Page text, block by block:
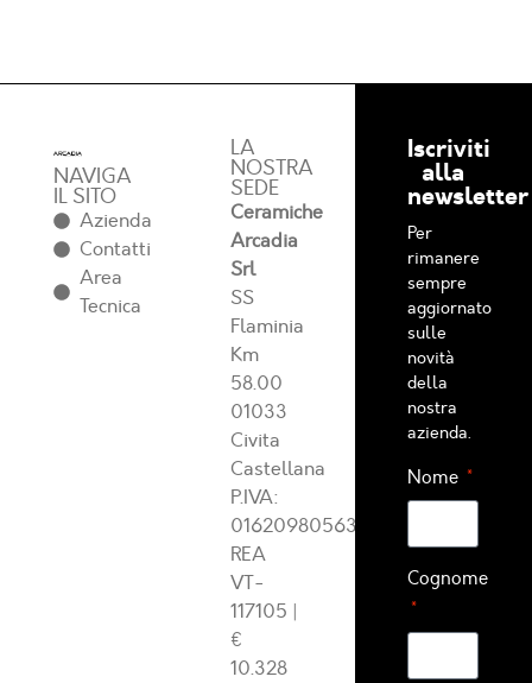
NAVIGA
IL SITO
Azienda
Contatti
Area
Tecnica
LA
NOSTRA
SEDE
Ceramiche
Arcadia
Srl
SS
Flaminia
Km
58.00
01033
Civita
Castellana
P.IVA:
01620980563
REA
VT-
117105 |
€
10.328
Iscriviti
alla
newsletter
Per
rimanere
sempre
aggiornato
sulle
novità
della
nostra
azienda.
Nome
Cognome